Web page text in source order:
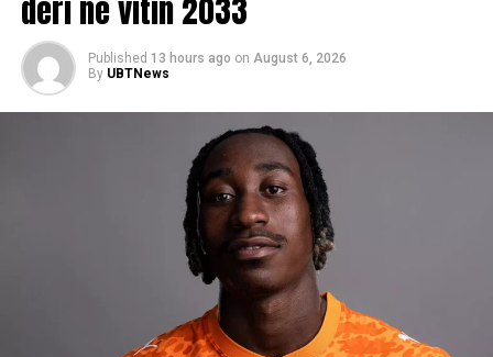
presidenti i SHBA-së, Donald Trump, zhvilloi një bisedë
kërkuar rishqyrtimin e kartonit të kuq të Balogun. Sulmuesi
ishte titullar ndaj Belgjikës, por nuk arriti të lërë gjurmë në
ndeshje.
Me këtë fitore, Belgjika avancon në çerekfinale, ku do të
deri në vitin 2033
Published 13 hours ago on August 6, 2026
By UBTNews